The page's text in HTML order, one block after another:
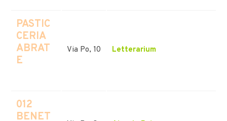
PASTIC
CERIA
ABRAT
E
Via Po, 10 Letterarium
012
BENET